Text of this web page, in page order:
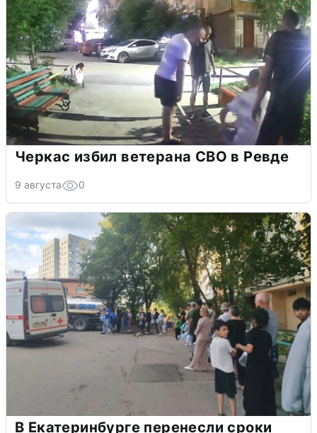
Черкас избил ветерана СВО в Ревде
9 августа 0
В Екатеринбурге перенесли сроки